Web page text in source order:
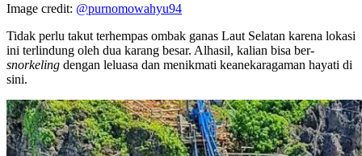
Image credit: @purnomowahyu94
Tidak perlu takut terhempas ombak ganas Laut Selatan karena lokasi
ini terlindung oleh dua karang besar. Alhasil, kalian bisa ber-
snorkeling dengan leluasa dan menikmati keanekaragaman hayati di
sini.